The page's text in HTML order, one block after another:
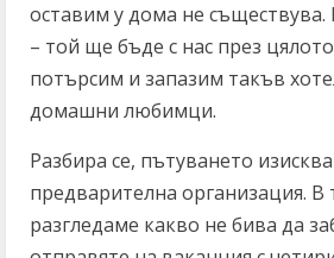
оставим у дома не съществува.
– той ще бъде с нас през
потърсим и запазим такъв
домашни любимци.
Разбира се, пътуването
предварителна организация. В
разгледаме какво не бива да